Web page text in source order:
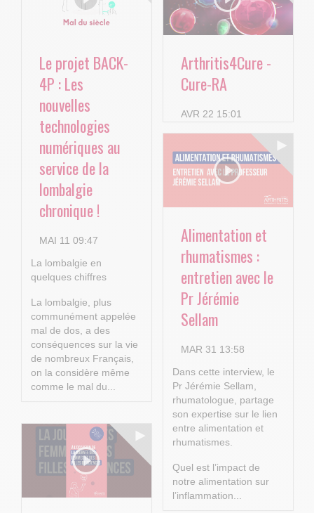
Le projet BACK-
4P : Les
nouvelles
technologies
numériques au
service de la
lombalgie
chronique !
MAI 11 09:47
La lombalgie en
quelques chiffres
La lombalgie, plus
communément appelée
mal de dos, a des
conséquences sur la vie
de nombreux Français,
on la considère même
comme le mal du...
Arthritis4Cure -
Cure-RA
AVR 22 15:01
Alimentation et
rhumatismes :
entretien avec le
Pr Jérémie
Sellam
MAR 31 13:58
Dans cette interview, le
Pr Jérémie Sellam,
rhumatologue, partage
son expertise sur le lien
entre alimentation et
rhumatismes.
Quel est l’impact de
notre alimentation sur
l’inflammation...